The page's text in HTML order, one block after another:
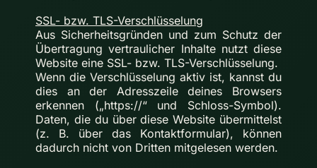
SSL- bzw. TLS-Verschlüsselung
Aus Sicherheitsgründen und zum Schutz der
Übertragung vertraulicher Inhalte nutzt diese
Website eine SSL- bzw. TLS-Verschlüsselung.
Wenn die Verschlüsselung aktiv ist, kannst du
dies an der Adresszeile deines Browsers
erkennen („https://“ und Schloss-Symbol).
Daten, die du über diese Website übermittelst
(z. B. über das Kontaktformular), können
dadurch nicht von Dritten mitgelesen werden.